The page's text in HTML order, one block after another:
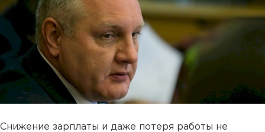
Снижение зарплаты и даже потеря работы не